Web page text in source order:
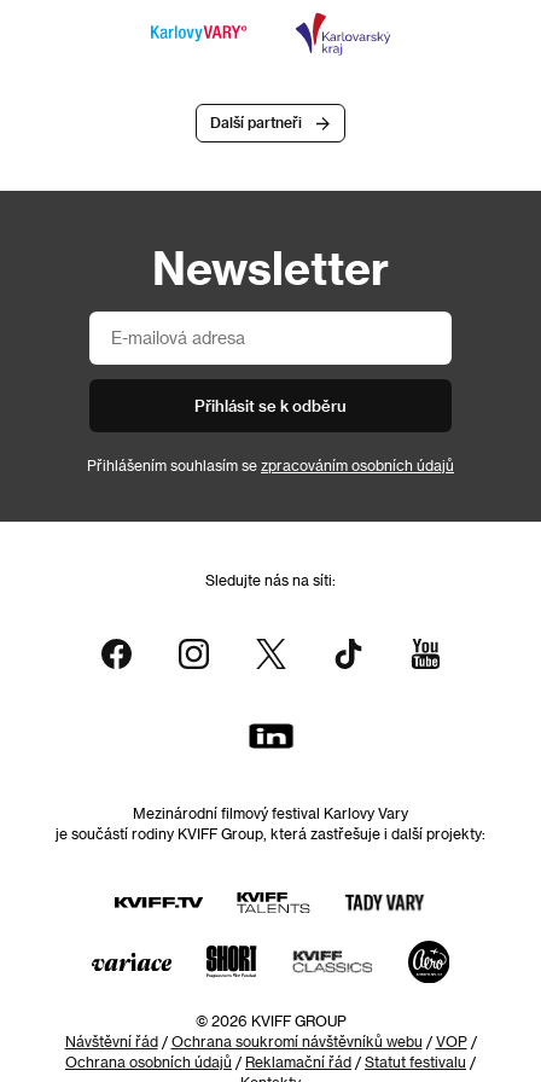
Další partneři
Newsletter
Přihlásit se k odběru
Přihlášením souhlasím se zpracováním osobních údajů
Sledujte nás na síti:
Mezinárodní filmový festival Karlovy Vary
je součástí rodiny KVIFF Group, která zastřešuje i další projekty:
© 2026 KVIFF GROUP
Návštěvní řád/ Ochrana soukromí návštěvníků webu / VOP/
Ochrana osobních údajů / Reklamační řád / Statut festivalu /